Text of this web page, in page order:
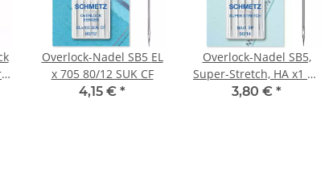
Overlock-Nadel SB5 EL
x 705 80/12 SUK CF
4,15 € *
Overlock-Nadel SB5,
Super-Stretch, HA x1 SP
90/14
3,80 € *